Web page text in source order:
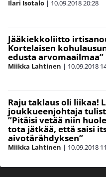
Ilari Isotalo | 10.09.201820:28
Jääkiekkoliitto
Kortelaisen
edusta arvomaailmaa”
Miikka Lahtinen | 10.09.2018
Raju taklaus oli liikaa!
joukkueenjohtaja
”Pitäisi vetää niin
tota jätkää, että saisi
aivotärähdyksen”
Miikka Lahtinen | 10.09.2018